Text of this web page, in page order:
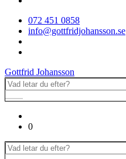
072 451 0858
info@gottfridjohansson.se
Gottfrid Johansson
0